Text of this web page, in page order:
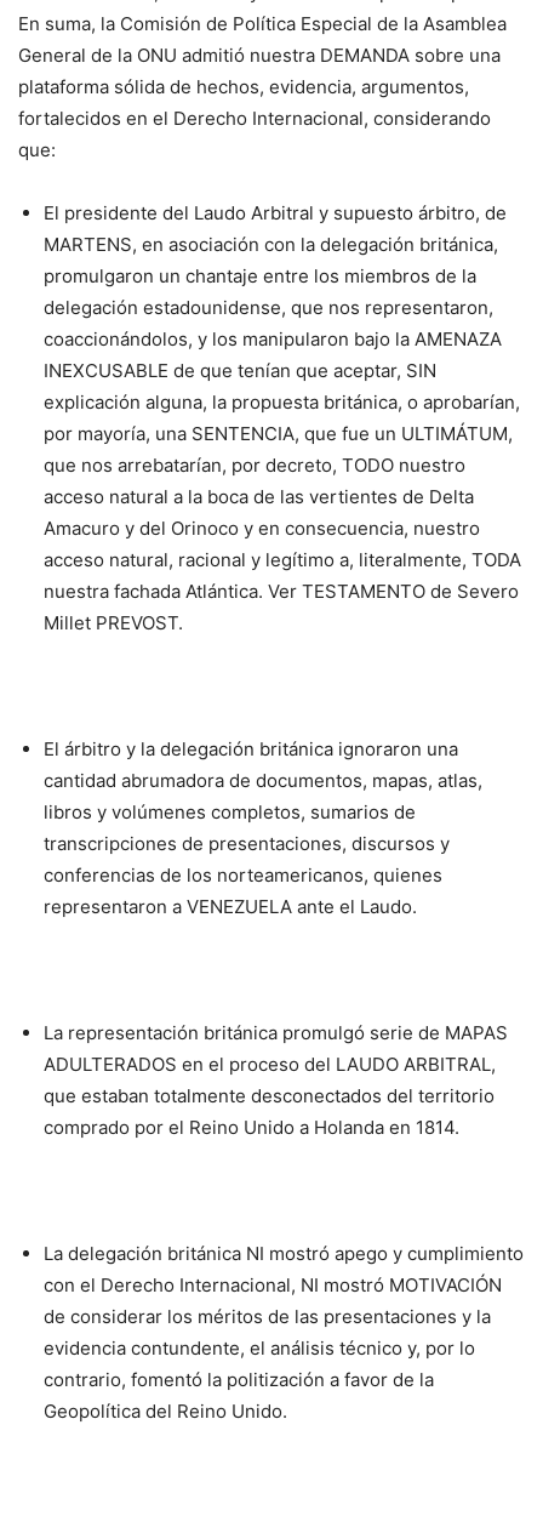
En suma, la Comisión de Política Especial de la Asamblea
General de la ONU admitió nuestra DEMANDA sobre una
plataforma sólida de hechos, evidencia, argumentos,
fortalecidos en el Derecho Internacional, considerando
que:
El presidente del Laudo Arbitral y supuesto árbitro, de
MARTENS, en asociación con la delegación británica,
promulgaron un chantaje entre los miembros de la
delegación estadounidense, que nos representaron,
coaccionándolos, y los manipularon bajo la AMENAZA
INEXCUSABLE de que tenían que aceptar, SIN
explicación alguna, la propuesta británica, o aprobarían,
por mayoría, una SENTENCIA, que fue un ULTIMÁTUM,
que nos arrebatarían, por decreto, TODO nuestro
acceso natural a la boca de las vertientes de Delta
Amacuro y del Orinoco y en consecuencia, nuestro
acceso natural, racional y legítimo a, literalmente, TODA
nuestra fachada Atlántica. Ver TESTAMENTO de Severo
Millet PREVOST.
El árbitro y la delegación británica ignoraron una
cantidad abrumadora de documentos, mapas, atlas,
libros y volúmenes completos, sumarios de
transcripciones de presentaciones, discursos y
conferencias de los norteamericanos, quienes
representaron a VENEZUELA ante el Laudo.
La representación británica promulgó serie de MAPAS
ADULTERADOS en el proceso del LAUDO ARBITRAL,
que estaban totalmente desconectados del territorio
comprado por el Reino Unido a Holanda en 1814.
La delegación británica NI mostró apego y cumplimiento
con el Derecho Internacional, NI mostró MOTIVACIÓN
de considerar los méritos de las presentaciones y la
evidencia contundente, el análisis técnico y, por lo
contrario, fomentó la politización a favor de la
Geopolítica del Reino Unido.